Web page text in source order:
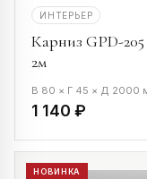
ИНТЕРЬЕР
Карниз GPD-205
2м
В 80 × Г 45 × Д 2000
1 140 ₽
НОВИНКА